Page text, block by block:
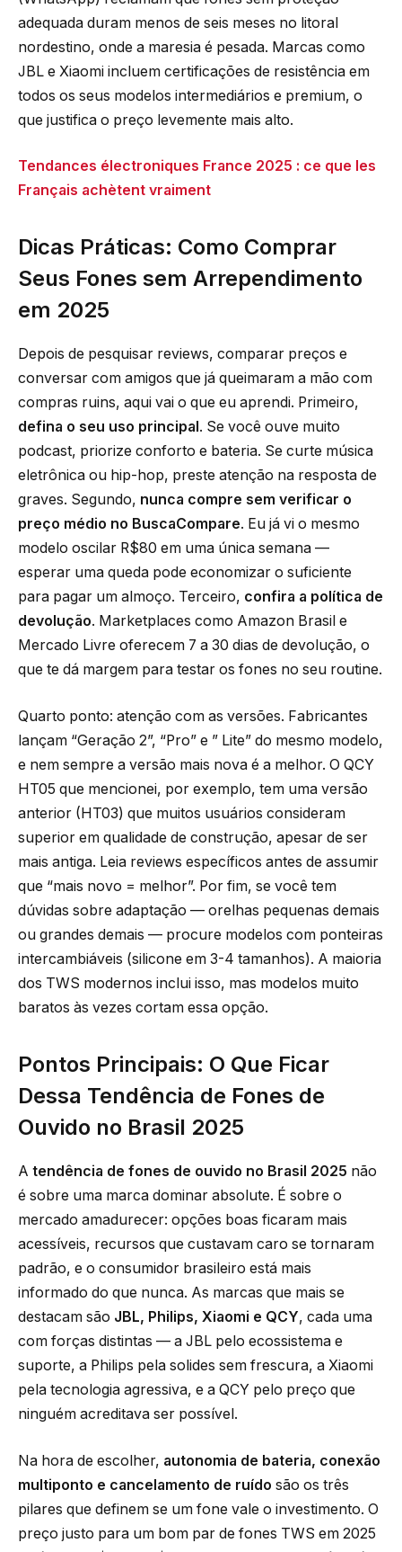
adequada duram menos de seis meses no litoral
nordestino, onde a maresia é pesada. Marcas como
JBL e Xiaomi incluem certificações de resistência em
todos os seus modelos intermediários e premium, o
que justifica o preço levemente mais alto.
Tendances électroniques France 2025 : ce que les
Français achètent vraiment
Dicas Práticas: Como Comprar
Seus Fones sem Arrependimento
em 2025
Depois de pesquisar reviews, comparar preços e
conversar com amigos que já queimaram a mão com
compras ruins, aqui vai o que eu aprendi. Primeiro,
defina o seu uso principal . Se você ouve muito
podcast, priorize conforto e bateria. Se curte música
eletrônica ou hip-hop, preste atenção na resposta de
graves. Segundo, nunca compre sem verificar o
preço médio no BuscaCompare. Eu já vi o mesmo
modelo oscilar R$80 em uma única semana —
esperar uma queda pode economizar o suficiente
para pagar um almoço. Terceiro, confira a política de
devolução. Marketplaces como Amazon Brasil e
Mercado Livre oferecem 7 a 30 dias de devolução, o
que te dá margem para testar os fones no seu routine.
Quarto ponto: atenção com as versões. Fabricantes
lançam “Geração 2”, “Pro” e ” Lite” do mesmo modelo,
e nem sempre a versão mais nova é a melhor. O QCY
HT05 que mencionei, por exemplo, tem uma versão
anterior (HT03) que muitos usuários consideram
superior em qualidade de construção, apesar de ser
mais antiga. Leia reviews específicos antes de assumir
que “mais novo = melhor”. Por fim, se você tem
dúvidas sobre adaptação — orelhas pequenas demais
ou grandes demais — procure modelos com ponteiras
intercambiáveis (silicone em 3-4 tamanhos). A maioria
dos TWS modernos inclui isso, mas modelos muito
baratos às vezes cortam essa opção.
Pontos Principais: O Que Ficar
Dessa Tendência de Fones de
Ouvido no Brasil 2025
A tendência de fones de ouvido no Brasil 2025 não
é sobre uma marca dominar absolute. É sobre o
mercado amadurecer: opções boas ficaram mais
acessíveis, recursos que custavam caro se tornaram
padrão, e o consumidor brasileiro está mais
informado do que nunca. As marcas que mais se
destacam são JBL, Philips, Xiaomi e QCY, cada uma
com forças distintas — a JBL pelo ecossistema e
suporte, a Philips pela solides sem frescura, a Xiaomi
pela tecnologia agressiva, e a QCY pelo preço que
ninguém acreditava ser possível.
Na hora de escolher, autonomia de bateria, conexão
multiponto e cancelamento de ruído são os três
pilares que definem se um fone vale o investimento. O
preço justo para um bom par de fones TWS em 2025